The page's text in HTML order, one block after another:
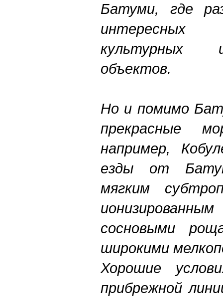
Батуми, где
интересных
культурных
объектов.
Но и помимо
прекрасные
например,
езды от
мягким
сосновыми
широкими
Хорошие
прибрежной